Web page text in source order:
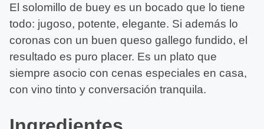
El solomillo de buey es un bocado que lo tiene
todo: jugoso, potente, elegante. Si además lo
coronas con un buen queso gallego fundido, el
resultado es puro placer. Es un plato que
siempre asocio con cenas especiales en casa,
con vino tinto y conversación tranquila.